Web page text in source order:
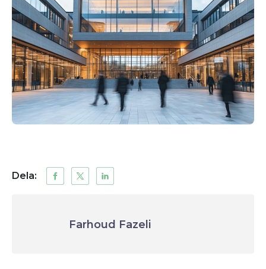
Dela:
Farhoud Fazeli